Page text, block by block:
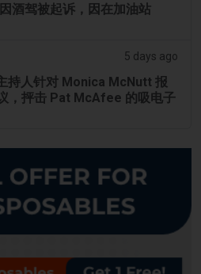
酒驾被起诉，因在加油站
5 days ago
持人针对 Monica McNutt 报
，抨击 Pat McAfee 的吸电子